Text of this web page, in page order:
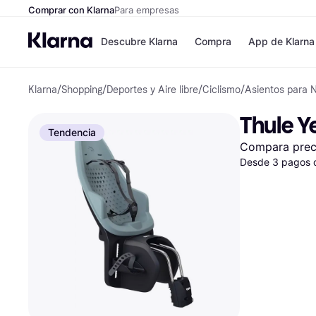
Comprar con KlarnaPara empresas
Descubre Klarna
Formas de pago
Paga ahora
Paga en 3 plazos
Paga en 30 días
Financiación
Compra
Tiendas
Shein
Zalando
Zara
JD Sports
App de Klarna
Klarna/Shopping/Deportes y Aire libre/Ciclismo/Asientos para
Tendencia Thule
Compara
Desde 3 pagos